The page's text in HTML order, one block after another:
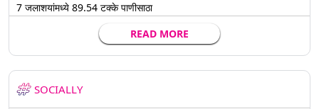
7 जलाशयांमध्ये 89.54 टक्के पाणीसाठा
READ MORE
SOCIALLY